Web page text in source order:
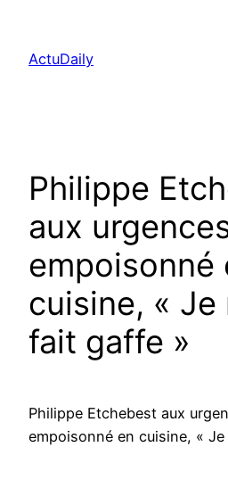
contenu
ActuDaily
Philippe
aux
empoisonné
cuisine, « Je
fait gaffe »
Philippe Etchebest aux
empoisonné en cuisine, « Je